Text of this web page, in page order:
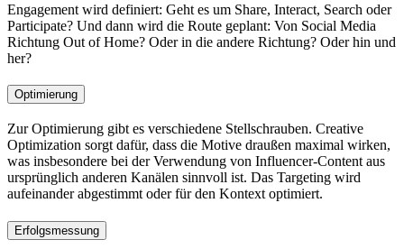
Engagement wird definiert: Geht es um Share, Interact, Search oder
Participate? Und dann wird die Route geplant: Von Social Media
Richtung Out of Home? Oder in die andere Richtung? Oder hin und
her?
Optimierung
Zur Optimierung gibt es verschiedene Stellschrauben. Creative
Optimization sorgt dafür, dass die Motive draußen maximal wirken,
was insbesondere bei der Verwendung von Influencer-Content aus
ursprünglich anderen Kanälen sinnvoll ist. Das Targeting wird
aufeinander abgestimmt oder für den Kontext optimiert.
Erfolgsmessung